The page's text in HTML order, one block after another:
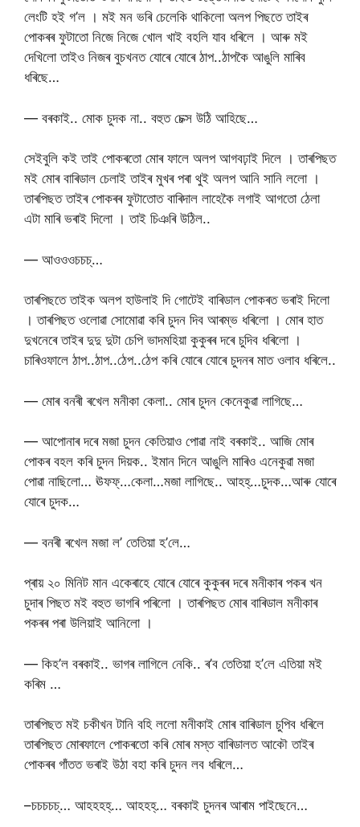
লেংটি হই গ’ল । মই মন ভৰি চেলেকি থাকিলো অলপ পিছতে তাইৰ
পোকৰৰ ফুটাতো নিজে নিজে খোল খাই বহলি যাব ধৰিলে । আৰু মই
দেখিলো তাইও নিজৰ বুচখনত যোৰে যোৰে ঠাপ..ঠাপকৈ আঙুলি মাৰিব
ধৰিছে…
— বৰকাই.. মোক চুদক না.. বহুত চেক্স উঠি আহিছে…
সেইবুলি কই তাই পোকৰতো মোৰ ফালে অলপ আগবঢ়াই দিলে । তাৰপিছত
মই মোৰ বাৰিডাল চেলাই তাইৰ মুখৰ পৰা থুই অলপ আনি সানি ললো ।
তাৰপিছত তাইৰ পোকৰৰ ফুটাতোত বাৰিদাল লাহেকৈ লগাই আগতো ঠেলা
এটা মাৰি ভৰাই দিলো । তাই চিঞৰি উঠিল..
— আওওওচচচ্…
তাৰপিছতে তাইক অলপ হাউলাই দি গোটেই বাৰিডাল পোকৰত ভৰাই দিলো
। তাৰপিছত ওলোৱা সোমোৱা কৰি চুদন দিব আৰম্ভ ধৰিলো । মোৰ হাত
দুখনেৰে তাইৰ দুদু দুটা চেপি ভাদমহিয়া কুকুৰৰ দৰে চুদিব ধৰিলো ।
চাৰিওফালে ঠাপ..ঠাপ..ঠেপ..ঠেপ কৰি যোৰে যোৰে চুদনৰ মাত ওলাব ধৰিলে..
— মোৰ বনৰী ৰখেল মনীকা কেলা.. মোৰ চুদন কেনেকুৱা লাগিছে…
— আপোনাৰ দৰে মজা চুদন কেতিয়াও পোৱা নাই বৰকাই.. আজি মোৰ
পোকৰ বহল কৰি চুদন দিয়ক.. ইমান দিনে আঙুলি মাৰিও এনেকুৱা মজা
পোৱা নাছিলো… ঊফফ্…কেলা…মজা লাগিছে.. আহহ্…চুদক…আৰু যোৰে
যোৰে চুদক…
— বনৰী ৰখেল মজা ল’ তেতিয়া হ’লে…
প্ৰায় ২০ মিনিট মান একেৰাহে যোৰে যোৰে কুকুৰৰ দৰে মনীকাৰ পকৰ খন
চুদাৰ পিছত মই বহুত ভাগৰি পৰিলো । তাৰপিছত মোৰ বাৰিডাল মনীকাৰ
পকৰৰ পৰা উলিয়াই আনিলো ।
— কিহ’ল বৰকাই.. ভাগৰ লাগিলে নেকি.. ৰ’ব তেতিয়া হ’লে এতিয়া মই
কৰিম …
তাৰপিছত মই চকীখন টানি বহি ললো মনীকাই মোৰ বাৰিডাল চুপিব ধৰিলে
তাৰপিছত মোৰফালে পোকৰতো কৰি মোৰ মস্ত বাৰিডালত আকৌ তাইৰ
পোকৰৰ গাঁতত ভৰাই উঠা বহা কৰি চুদন লব ধৰিলে…
–চচচচচ্… আহহহহ্… আহহহ্… বৰকাই চুদনৰ আৰাম পাইছেনে…